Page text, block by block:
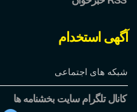
آگهی استخدام
شبکه های اجتماعی
کانال تلگرام سایت بخشنامه ها